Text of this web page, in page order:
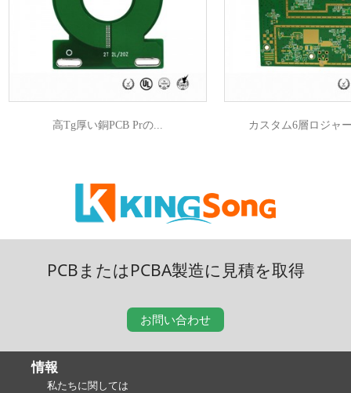
高Tg厚い銅PCB Prの... カスタム6層ロジャ
PCBまたはPCBA製造に見積を取得
お問い合わせ
情報
私たちに関しては